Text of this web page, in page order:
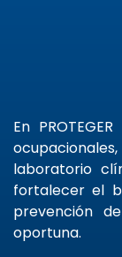
En
laboratorio
fortalecer el
prevención
oportuna.